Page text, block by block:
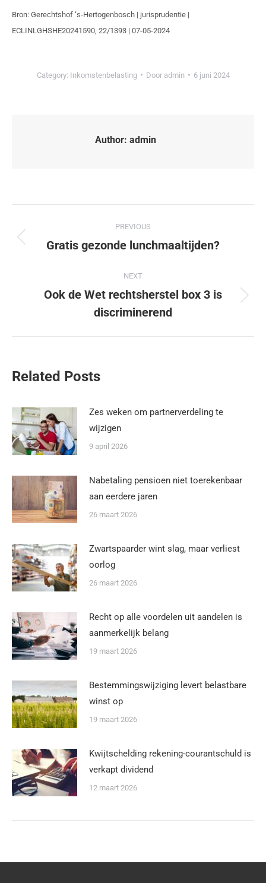
Bron: Gerechtshof ‘s-Hertogenbosch | jurisprudentie |
ECLINLGHSHE20241590, 22/1393 | 07-05-2024
Category: Inkomstenbelasting Door admin 6 juni 2024
Author: admin
PREVIOUS
Gratis gezonde lunchmaaltijden?
NEXT
Ook de Wet rechtsherstel box 3 is
discriminerend
Related Posts
Zes weken om partnerverdeling te
wijzigen
9 april 2026
Nabetaling pensioen niet toerekenbaar
aan eerdere jaren
26 maart 2026
Zwartspaarder wint slag, maar verliest
oorlog
26 maart 2026
Recht op alle voordelen uit aandelen is
aanmerkelijk belang
19 maart 2026
Bestemmingswijziging levert belastbare
winst op
19 maart 2026
Kwijtschelding rekening-courantschuld is
verkapt dividend
12 maart 2026